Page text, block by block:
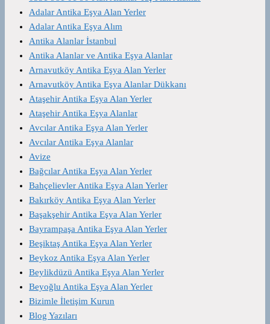
Adalar Antika Eşya Alan Yerler
Adalar Antika Eşya Alım
Antika Alanlar İstanbul
Antika Alanlar ve Antika Eşya Alanlar
Arnavutköy Antika Eşya Alan Yerler
Arnavutköy Antika Eşya Alanlar Dükkanı
Ataşehir Antika Eşya Alan Yerler
Ataşehir Antika Eşya Alanlar
Avcılar Antika Eşya Alan Yerler
Avcılar Antika Eşya Alanlar
Avize
Bağcılar Antika Eşya Alan Yerler
Bahçelievler Antika Eşya Alan Yerler
Bakırköy Antika Eşya Alan Yerler
Başakşehir Antika Eşya Alan Yerler
Bayrampaşa Antika Eşya Alan Yerler
Beşiktaş Antika Eşya Alan Yerler
Beykoz Antika Eşya Alan Yerler
Beylikdüzü Antika Eşya Alan Yerler
Beyoğlu Antika Eşya Alan Yerler
Bizimle İletişim Kurun
Blog Yazıları